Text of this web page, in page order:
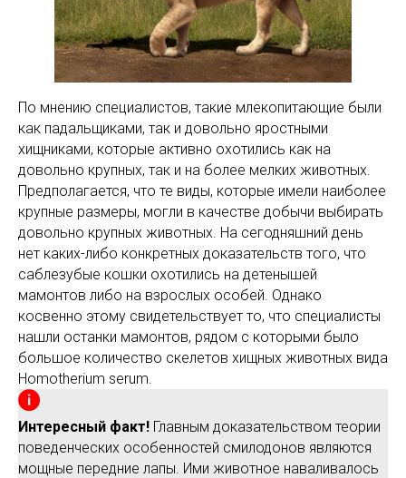
По мнению специалистов, такие млекопитающие были
как падальщиками, так и довольно яростными
хищниками, которые активно охотились как на
довольно крупных, так и на более мелких животных.
Предполагается, что те виды, которые имели наиболее
крупные размеры, могли в качестве добычи выбирать
довольно крупных животных. На сегодняшний день
нет каких-либо конкретных доказательств того, что
саблезубые кошки охотились на детенышей
мамонтов либо на взрослых особей. Однако
косвенно этому свидетельствует то, что специалисты
нашли останки мамонтов, рядом с которыми было
большое количество скелетов хищных животных вида
Homotherium serum.
Интересный факт! Главным доказательством теории
поведенческих особенностей смилодонов являются
мощные передние лапы. Ими животное наваливалось